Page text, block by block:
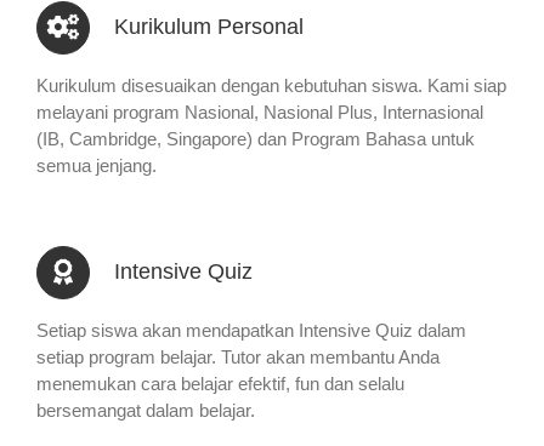
Kurikulum Personal
Kurikulum disesuaikan dengan kebutuhan siswa. Kami siap
melayani program Nasional, Nasional Plus, Internasional
(IB, Cambridge, Singapore) dan Program Bahasa untuk
semua jenjang.
Intensive Quiz
Setiap siswa akan mendapatkan Intensive Quiz dalam
setiap program belajar. Tutor akan membantu Anda
menemukan cara belajar efektif, fun dan selalu
bersemangat dalam belajar.